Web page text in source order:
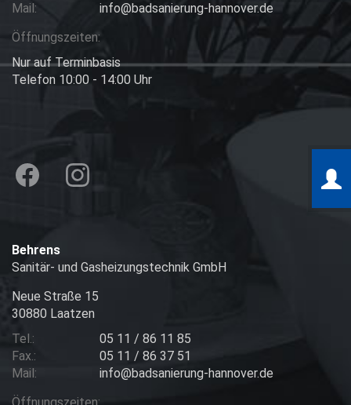
Mail:
info@badsanierung-hannover.de
Öffnungszeiten:
Nur auf Terminbasis
Telefon 10:00 - 14:00 Uhr
Behrens
Sanitär- und Gasheizungstechnik GmbH
Neue Straße 15
30880 Laatzen
Tel.:
Fax.:
Mail:
05 11 / 86 11 85
05 11 / 86 37 51
info@badsanierung-hannover.de